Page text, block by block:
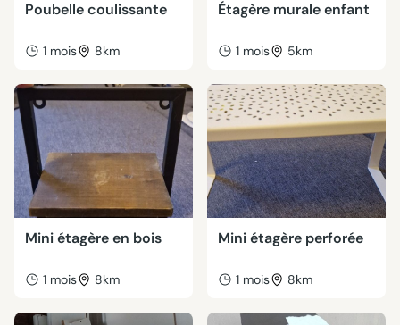
Poubelle coulissante
1 mois 8km
Étagère murale enfant
1 mois 5km
Mini étagère en bois
1 mois 8km
Mini étagère perforée
1 mois 8km